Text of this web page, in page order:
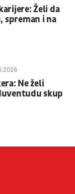
Želi da
spreman i na
Ne želi
skup